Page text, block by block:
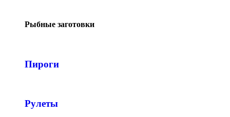
Рыбные заготовки
Пироги
Рулеты